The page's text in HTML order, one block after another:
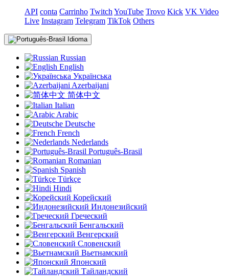
API conta Carrinho Twitch YouTube Trovo Kick VK Video
Live Instagram Telegram TikTok Others
Idioma
Russian
English
Українська
Azerbaijani
简体中文
Italian
Arabic
Deutsche
French
Nederlands
Português-Brasil
Romanian
Spanish
Türkçe
Hindi
Корейский
Индонезийский
Греческий
Бенгальский
Венгерский
Словенский
Вьетнамский
Японский
Тайландский